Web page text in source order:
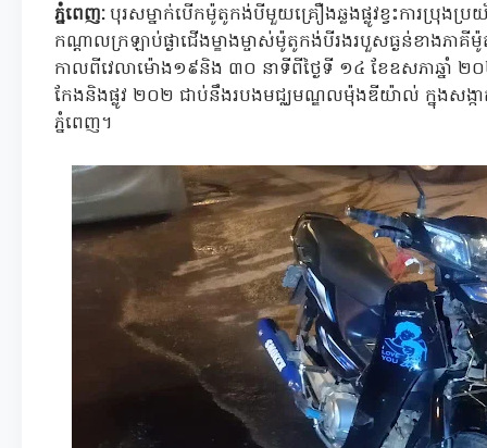
ភ្នំពេញ:បុរសម្នាក់បើកម៉ូតូកង់បីមួយគ្រឿងឆ្លងផ្លូវខ្វះការប្រុងប្
កណ្ដាលក្រឡាប់ផ្ងាជើងម្ខាងម្ចាស់ម៉ូតូកង់បីរងរបួសធ្ងន់ខាងភ
កាលពីវេលាម៉ោង១៩និង ៣០ នាទីពីថ្ងៃទី ១៤ ខែឧសភាឆ្នាំ
កែងនិងផ្លូវ ២០២ ជាប់នឹងរបងមជ្ឈមណ្ឌលម៉ុងឌីយ៉ាល់ ក្នុងសង្ក
ភ្នំពេញ។